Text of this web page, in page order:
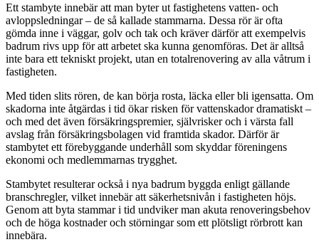
Ett stambyte innebär att man byter ut fastighetens vatten- och
avloppsledningar – de så kallade stammarna. Dessa rör är ofta
gömda inne i väggar, golv och tak och kräver därför att exempelvis
badrum rivs upp för att arbetet ska kunna genomföras. Det är alltså
inte bara ett tekniskt projekt, utan en totalrenovering av alla våtrum i
fastigheten.
Med tiden slits rören, de kan börja rosta, läcka eller bli igensatta. Om
skadorna inte åtgärdas i tid ökar risken för vattenskador dramatiskt –
och med det även försäkringspremier, självrisker och i värsta fall
avslag från försäkringsbolagen vid framtida skador. Därför är
stambytet ett förebyggande underhåll som skyddar föreningens
ekonomi och medlemmarnas trygghet.
Stambytet resulterar också i nya badrum byggda enligt gällande
branschregler, vilket innebär att säkerhetsnivån i fastigheten höjs.
Genom att byta stammar i tid undviker man akuta renoveringsbehov
och de höga kostnader och störningar som ett plötsligt rörbrott kan
innebära.